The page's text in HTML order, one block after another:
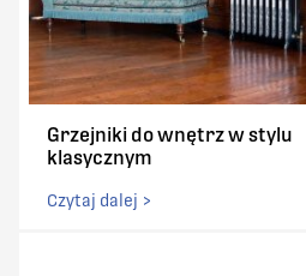
Grzejniki do wnętrz w stylu
klasycznym
Czytaj dalej >